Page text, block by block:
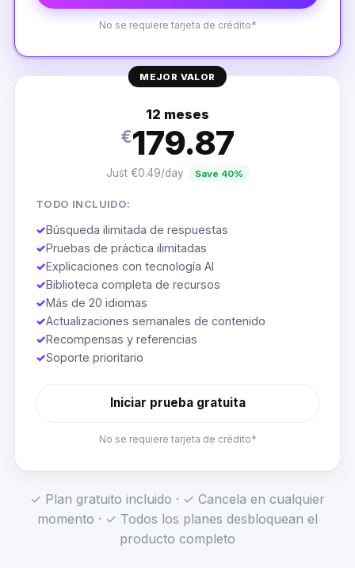
No se requiere tarjeta de crédito*
MEJOR VALOR
12 meses
€179.87
Just €0.49/day Save 40%
TODO INCLUIDO:
✓Búsqueda ilimitada de respuestas
✓Pruebas de práctica ilimitadas
✓Explicaciones con tecnología AI
✓Biblioteca completa de recursos
✓Más de 20 idiomas
✓Actualizaciones semanales de contenido
✓Recompensas y referencias
✓Soporte prioritario
Iniciar prueba gratuita
No se requiere tarjeta de crédito*
✓ Plan gratuito incluido · ✓ Cancela en cualquier
momento · ✓ Todos los planes desbloquean el
producto completo